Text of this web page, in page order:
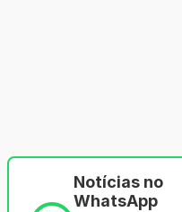
Notícias no
WhatsApp